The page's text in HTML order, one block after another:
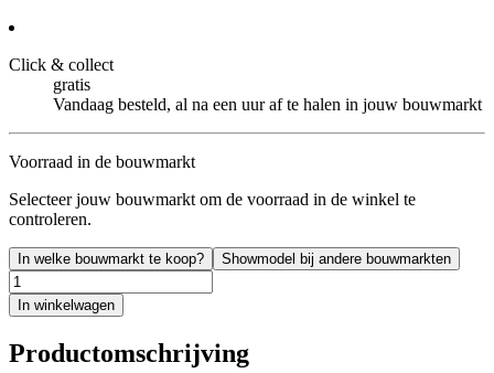
Click & collect
gratis
Vandaag besteld, al na een uur af te halen in jouw bouwmarkt
Voorraad in de bouwmarkt
Selecteer jouw bouwmarkt om de voorraad in de winkel te
controleren.
In welke bouwmarkt te koop? Showmodel bij andere bouwmarkten
In winkelwagen
Productomschrijving